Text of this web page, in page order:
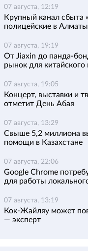
07 августа, 12:19
Крупный канал сбыта
полицейские в Алматы
07 августа, 19:19
От Jiaxin до панда-
рынок для китайского
07 августа, 19:05
Концерт, выставки и
отметит День Абая
07 августа, 13:29
Свыше 5,2 миллиона
помощи в Казахстане
07 августа, 22:06
Google Chrome
для работы
07 августа, 13:19
Кок-Жайляу может
— эксперт